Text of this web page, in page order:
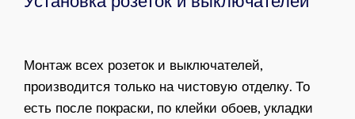
Монтаж всех розеток и выключателей,
производится только на чистовую отделку. То
есть после покраски, по клейки обоев, укладки